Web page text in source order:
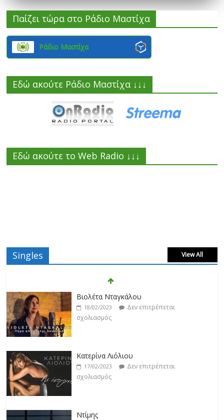
Παίζει τώρα στο Ράδιο Μαστίχα
Ράδιο Μαστίχα
Εδώ ακούτε Ράδιο Μαστίχα ↓↓↓
Εδώ ακούτε το Web Radio ↓↓↓
Singles View All
Βιολέτα Νταγκάλου
18/02/2023
Δεν επιτρέπεται
σχολιασμός
Κατερίνα Λιόλιου
17/02/2023
Δεν επιτρέπεται
σχολιασμός
Ντίμης